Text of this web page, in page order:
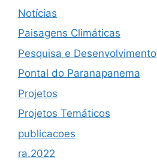
Notícias
Paisagens Climáticas
Pesquisa e Desenvolvimento
Pontal do Paranapanema
Projetos
Projetos Temáticos
publicacoes
ra.2022